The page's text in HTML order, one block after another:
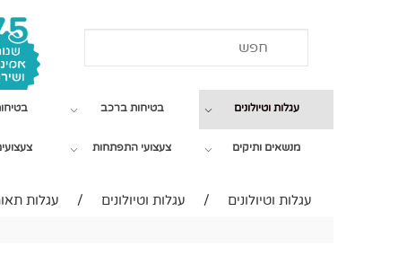
עגלות וטיולונים בטיחות ברכב
מנשאים ותיקים צעצועי התפתחות
עגלות וטיולונים / עגלות וטיולונים / עגלות